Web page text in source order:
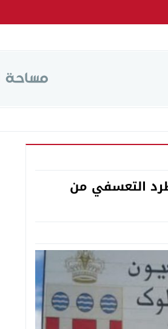
التعسفي من